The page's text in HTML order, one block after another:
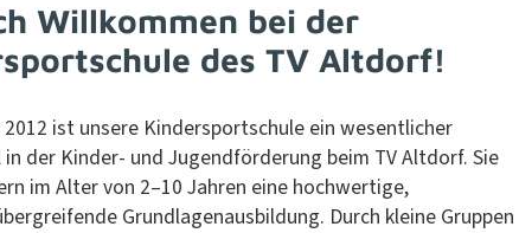
Willkommen bei der
des TV Altdorf!
ist unsere Kinder­sports­chule ein wesentlich­er
der Kinder- und Jugend­förderung beim TV Alt­dorf. Sie
im Alter von 2–10 Jahren eine hochw­er­tige,
Grund­la­ge­naus­bil­dung. Durch kleine Grup­pen